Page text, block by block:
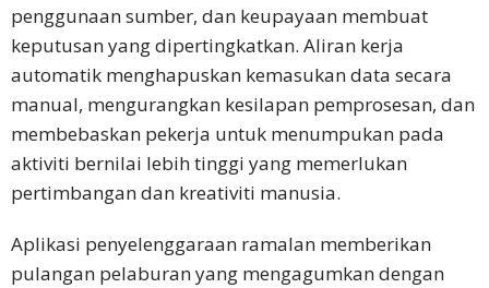
penggunaan sumber, dan keupayaan membuat
keputusan yang dipertingkatkan. Aliran kerja
automatik menghapuskan kemasukan data secara
manual, mengurangkan kesilapan pemprosesan, dan
membebaskan pekerja untuk menumpukan pada
aktiviti bernilai lebih tinggi yang memerlukan
pertimbangan dan kreativiti manusia.​
Aplikasi penyelenggaraan ramalan memberikan
pulangan pelaburan yang mengagumkan dengan